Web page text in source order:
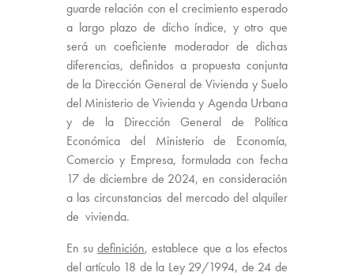
guarde relación con el crecimiento esperado
a largo plazo de dicho índice, y otro que
será un coeficiente moderador de dichas
diferencias, definidos a propuesta conjunta
de la Dirección General de Vivienda y Suelo
del Ministerio de Vivienda y Agenda Urbana
y de la Dirección General de Política
Económica del Ministerio de Economía,
Comercio y Empresa, formulada con fecha
17 de diciembre de 2024, en consideración
a las circunstancias del mercado del alquiler
de vivienda.
En sudefinición, establece que a los efectos
del artículo 18 de la Ley 29/1994, de 24 de